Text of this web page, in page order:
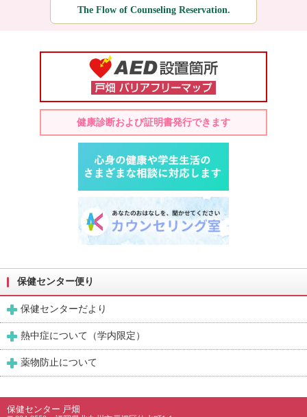
The Flow of Counseling Reservation.
健康診断および証明書発行できます
保健センター便り
保健センターだより
熱中症について（学内限定）
薬物防止について
保健センター 戸畑